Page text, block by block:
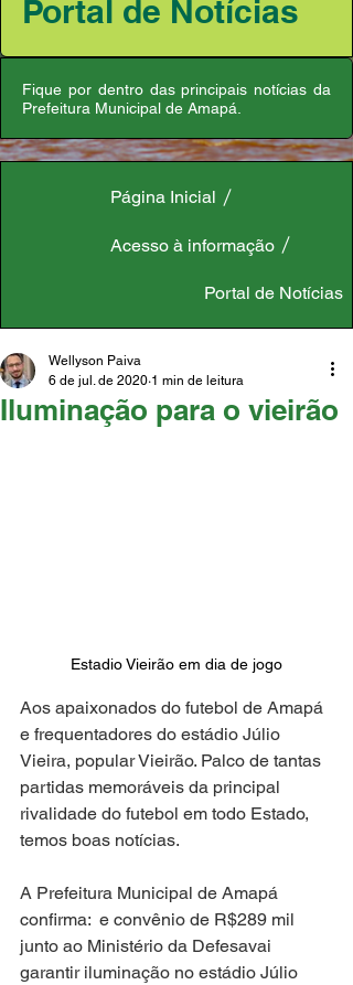
Portal de Notícias
Fique por dentro das principais notícias da
Prefeitura Municipal de Amapá.
Página Inicial
Acesso à informação
Portal de Notícias
Iluminação para o vieirão
Wellyson Paiva
6 de jul. de 2020 1 min de leitura
Estadio Vieirão em dia de jogo
Aos apaixonados do futebol de Amapá
e frequentadores do estádio Júlio
Vieira, popular Vieirão. Palco de tantas
partidas memoráveis da principal
rivalidade do futebol em todo Estado,
temos boas notícias.
A Prefeitura Municipal de Amapá
confirma:  e convênio de R$289 mil
junto ao Ministério da Defesavai
garantir iluminação no estádio Júlio